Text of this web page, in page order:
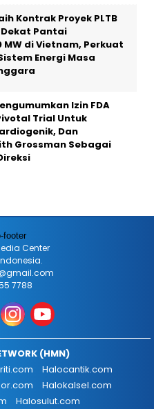
Kontrak Proyek PLTB
Pantai
di Vietnam, Perkuat
Energi Masa
Izin FDA
Trial Untuk
Dan
Grossman Sebagai
Center
7788
(HMN)
Halocantik.com
Halokalsel.com
Halosulut.com